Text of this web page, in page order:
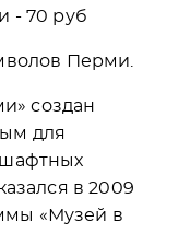
- 70 руб
Перми.
создан
для
в 2009
«Музей в